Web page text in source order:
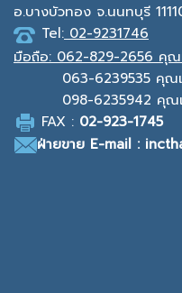
อ.บางบัวทอง จ.นนทบุรี
Tel: 02-9231746
มือถือ: 062-829-2656 คุ
063-6239535 คุณ
098-6235942 คุณ
FAX : 02-923-1745
ฝ่ายขาย E-mail :